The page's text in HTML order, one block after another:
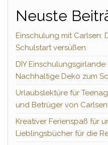
Neuste
Einschulung mit Carlsen:
Schulstart versüßen
DIY
Nachhaltige Deko zum
Urlaubslektüre für
und Betrüger von
Kreativer Ferienspaß für
Lieblingsbücher für die